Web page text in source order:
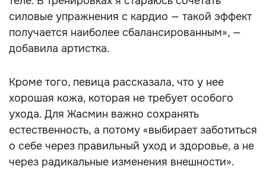
силовые упражнения с кардио — такой эффект
получается наиболее сбалансированным», —
добавила артистка.
Кроме того, певица рассказала, что у нее
хорошая кожа, которая не требует особого
ухода. Для Жасмин важно сохранять
естественность, а потому «выбирает заботиться
о себе через правильный уход и здоровье, а не
через радикальные изменения внешности».